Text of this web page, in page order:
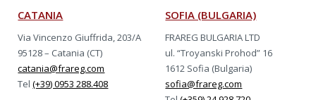
CATANIA
Via Vincenzo Giuffrida, 203/A
95128 – Catania (CT)
catania@frareg.com
Tel(+39) 0953 288.408
SOFIA (BULGARIA)
FRAREG BULGARIA LTD
ul. “Troyanski Prohod” 16
1612 Sofia (Bulgaria)
sofia@frareg.com